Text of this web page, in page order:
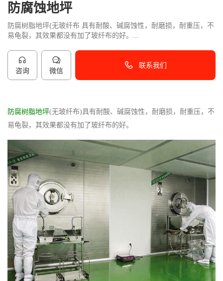
防腐蚀地坪
防腐树脂地坪(无玻纤布 具有耐酸、碱腐蚀性，耐磨损，耐重压，不
易龟裂，其效果都没有加了玻纤布的好。...
咨询 微信
联系我们
防腐树脂地坪(无玻纤布)具有耐酸、碱腐蚀性，耐磨损，耐重压，不
易龟裂，其效果都没有加了玻纤布的好。